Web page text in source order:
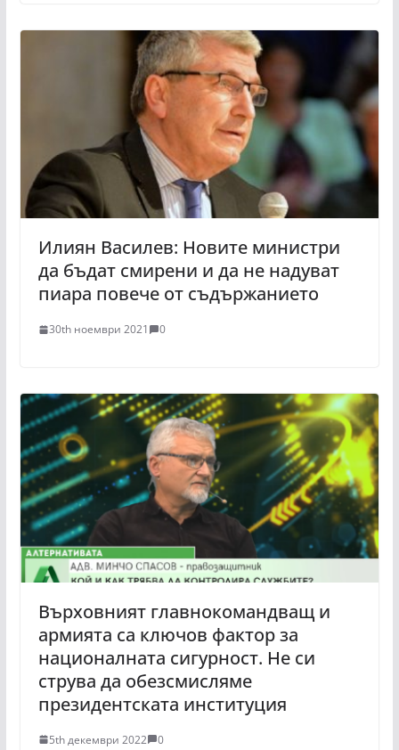
Илиян Василев: Новите министри
да бъдат смирени и да не надуват
пиара повече от съдържанието
30th ноември 2021 0
Върховният главнокомандващ и
армията са ключов фактор за
националната сигурност. Не си
струва да обезсмисляме
президентската институция
5th декември 2022 0